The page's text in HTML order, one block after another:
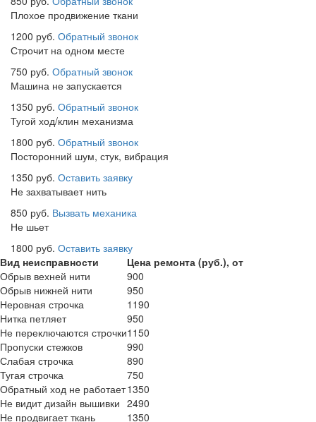
Плохое продвижение ткани
1200 руб. Обратный звонок
Строчит на одном месте
750 руб. Обратный звонок
Машина не запускается
1350 руб. Обратный звонок
Тугой ход/клин механизма
1800 руб. Обратный звонок
Посторонний шум, стук, вибрация
1350 руб. Оставить заявку
Не захватывает нить
850 руб. Вызвать механика
Не шьет
1800 руб. Оставить заявку
Вид неисправности
Цена ремонта (руб.), от
Обрыв вехней нити
900
Обрыв нижней нити
950
Неровная строчка
1190
Нитка петляет
950
Не переключаются строчки1150
Пропуски стежков
990
Слабая строчка
890
Тугая строчка
750
Обратный ход не работает1350
Не видит дизайн вышивки 2490
Не продвигает ткань
1350